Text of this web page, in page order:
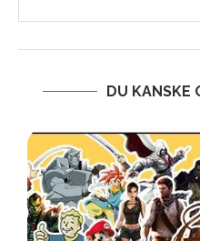
DU KANSKE